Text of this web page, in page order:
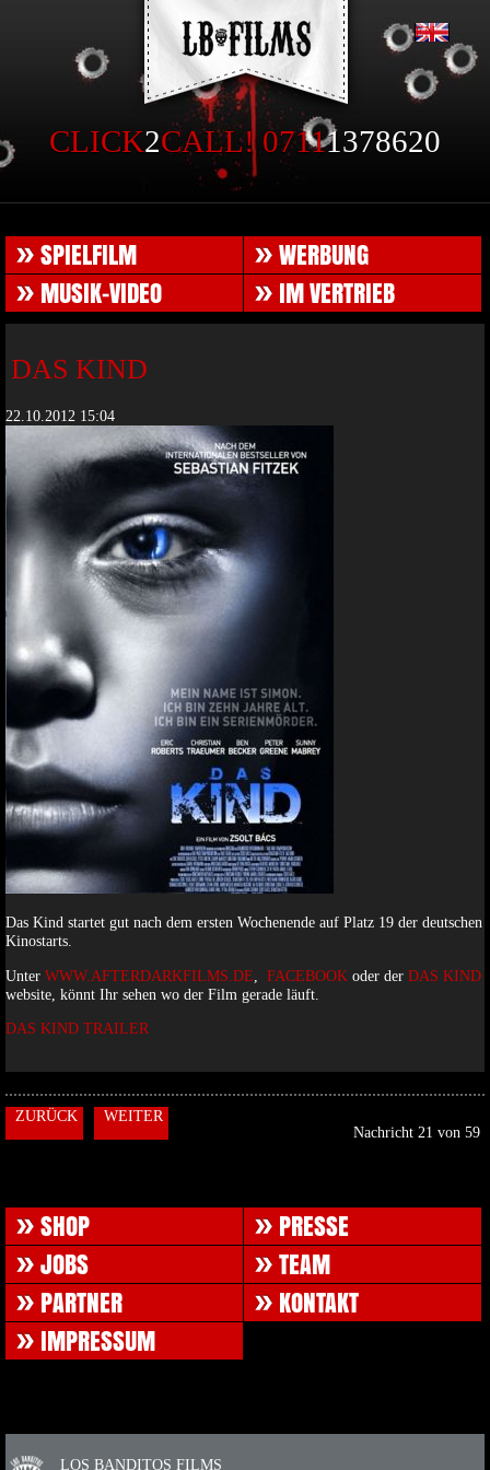
EN
CLICK2CALL! 07111378620
SPIELFILM
WERBUNG
MUSIK-VIDEO
IM VERTRIEB
DAS KIND
22.10.2012 15:04
Das Kind startet gut nach dem ersten Wochenende auf Platz 19 der deutschen
Kinostarts.
Unter WWW.AFTERDARKFILMS.DE FACEBOOK oder der DAS KIND
website, könnt Ihr sehen wo der Film gerade läuft.
DAS KIND TRAILER
Nachricht 21 von 59
ZURÜCK WEITER
SHOP
PRESSE
JOBS
TEAM
PARTNER
KONTAKT
IMPRESSUM
LOS BANDITOS FILMS